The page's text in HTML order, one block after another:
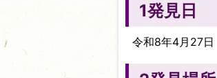
1発見日
令和8年4月27日